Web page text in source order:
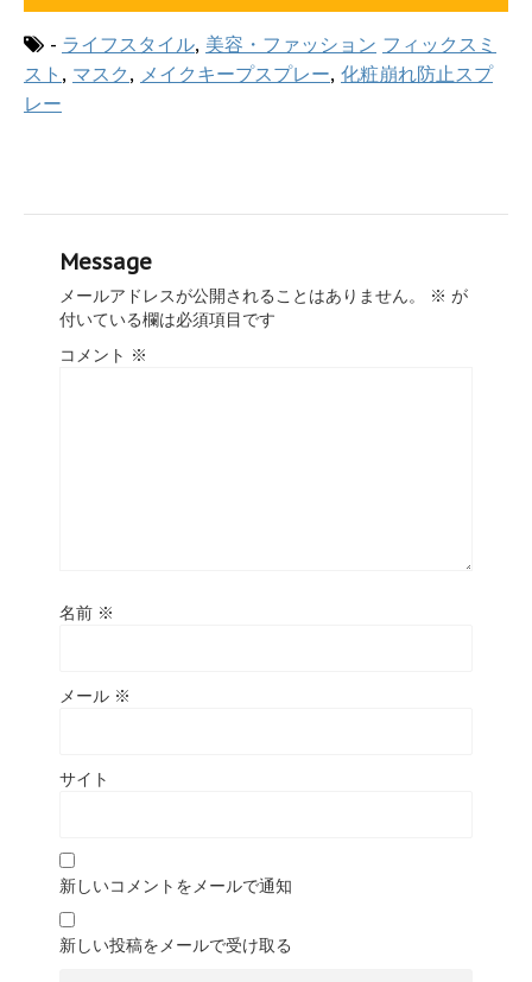
- ライフスタイル, 美容・ファッション フィックスミ
スト , マスク , メイクキープスプレー, 化粧崩れ防止スプ
レー
Message
メールアドレスが公開されることはありません。 ※ が
付いている欄は必須項目です
コメント ※
名前 ※
メール ※
サイト
新しいコメントをメールで通知
新しい投稿をメールで受け取る